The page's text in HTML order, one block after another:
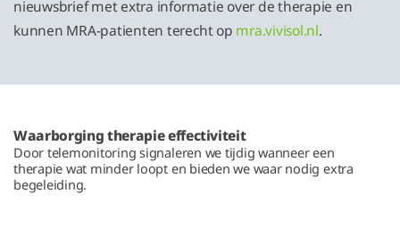
nieuwsbrief met extra informatie over de therapie en
kunnen MRA-patienten terecht op mra.vivisol.nl.
Waarborging therapie effectiviteit
Door telemonitoring signaleren we tijdig wanneer een
therapie wat minder loopt en bieden we waar nodig extra
begeleiding.